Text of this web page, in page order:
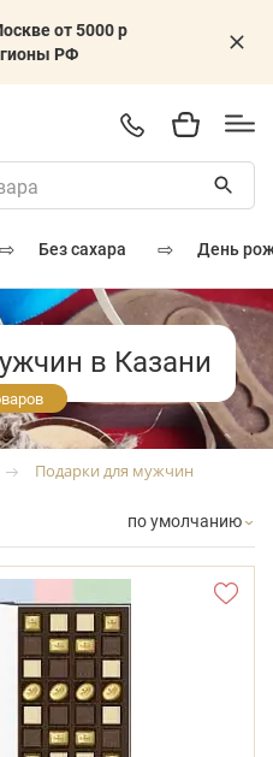
от 5000 р
РФ
⇨ без сахара ⇨ день
в Казани
Подарки для мужчин
по умолчанию